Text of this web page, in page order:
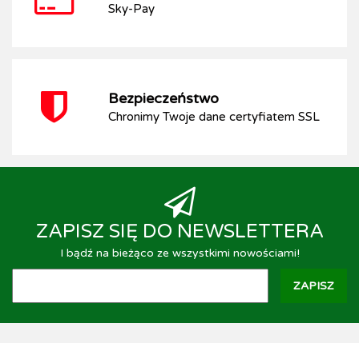
Sky-Pay
Bezpieczeństwo
Chronimy Twoje dane certyfiatem SSL
ZAPISZ SIĘ DO NEWSLETTERA
I bądź na bieżąco ze wszystkimi nowościami!